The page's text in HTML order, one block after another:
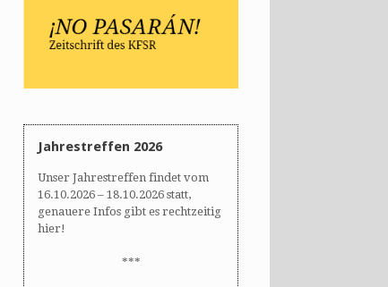
Jahrestreffen 2026
Unser Jahrestreffen findet vom
16.10.2026 – 18.10.2026 statt,
genauere Infos gibt es rechtzeitig
hier!
***